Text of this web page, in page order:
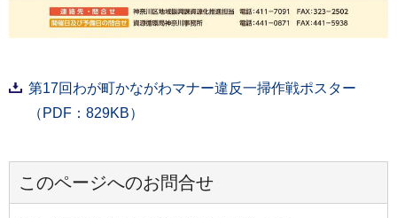
第17回わが町かながわマナー違反一掃作戦ポスター
（PDF：829KB）
このページへのお問合せ